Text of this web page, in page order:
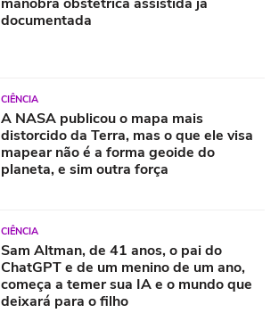
documentada
CIÊNCIA
A NASA publicou o mapa mais
distorcido da Terra, mas o que ele visa
mapear não é a forma geoide do
planeta, e sim outra força
CIÊNCIA
Sam Altman, de 41 anos, o pai do
ChatGPT e de um menino de um ano,
começa a temer sua IA e o mundo que
deixará para o filho